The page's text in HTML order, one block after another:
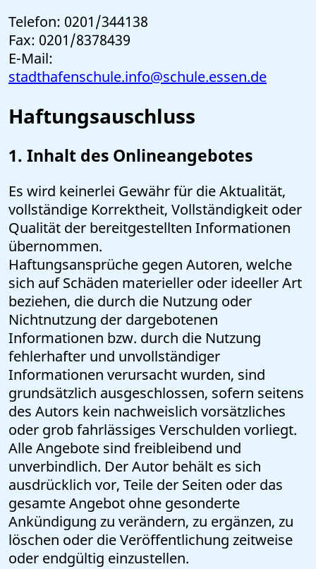
Telefon: 0201/344138
Fax: 0201/8378439
E-Mail:
stadthafenschule.info@schule.essen.de
Haftungsauschluss
1. Inhalt des Onlineangebotes
Es wird keinerlei Gewähr für die Aktualität,
vollständige Korrektheit, Vollständigkeit oder
Qualität der bereitgestellten Informationen
übernommen.
Haftungsansprüche gegen Autoren, welche
sich auf Schäden materieller oder ideeller Art
beziehen, die durch die Nutzung oder
Nichtnutzung der dargebotenen
Informationen bzw. durch die Nutzung
fehlerhafter und unvollständiger
Informationen verursacht wurden, sind
grundsätzlich ausgeschlossen, sofern seitens
des Autors kein nachweislich vorsätzliches
oder grob fahrlässiges Verschulden vorliegt.
Alle Angebote sind freibleibend und
unverbindlich. Der Autor behält es sich
ausdrücklich vor, Teile der Seiten oder das
gesamte Angebot ohne gesonderte
Ankündigung zu verändern, zu ergänzen, zu
löschen oder die Veröffentlichung zeitweise
oder endgültig einzustellen.